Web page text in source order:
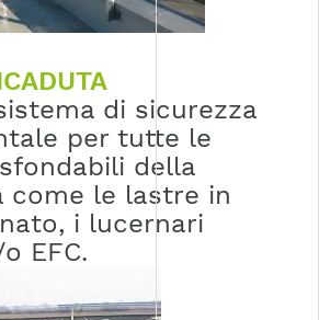
di sicurezza
per tutte le
della
come le lastre in
i lucernari
EFC.